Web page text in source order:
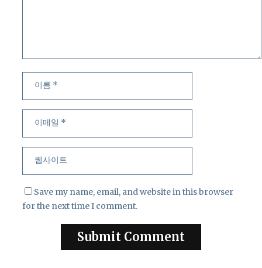
Save my name, email, and website in this browser
for the next time I comment.